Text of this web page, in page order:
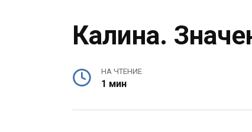
Калина.
НА ЧТЕНИЕ
1 мин